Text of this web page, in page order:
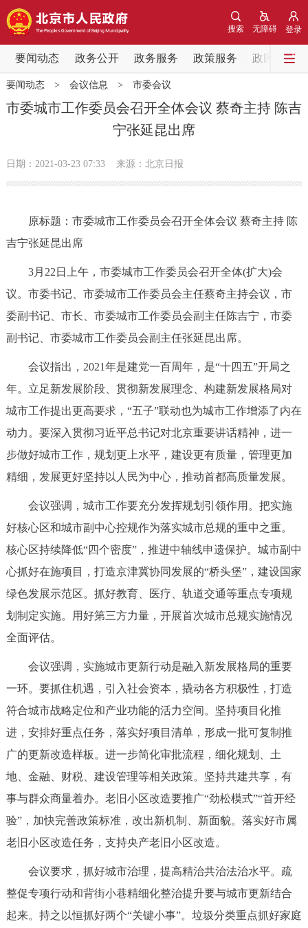
登录
无障碍
搜索
要闻动态 政务公开 政务服务 政策服务 政民互动
要闻动态
党中央精神 国务院信息
会议信息
市领导
专题公开
政务服务
个人服务 法人服务 部门服务
便民服务 利企服务 投资项目
中介服务 阳光政务
政民互动
12345网上接诉即办 我要咨询 我要建议
参与调查 在线访谈 图说互动
走进北京
多语种
한국어
ESPAÑOL العربية
ITALIANO
要闻动态> 会议信息 > 市委会议
市委城市工作委员会召开全体会议 蔡奇主持 陈吉
宁张延昆出席
日期：2021-03-23 07:33 来源：北京日报
原标题：市委城市工作委员会召开全体会议 蔡奇主持 陈
吉宁张延昆出席
3月22日上午，市委城市工作委员会召开全体(扩大)会
议。市委书记、市委城市工作委员会主任蔡奇主持会议，市
委副书记、市长、市委城市工作委员会副主任陈吉宁，市委
副书记、市委城市工作委员会副主任张延昆出席。
会议指出，2021年是建党一百周年，是“十四五”开局之
年。立足新发展阶段、贯彻新发展理念、构建新发展格局对
城市工作提出更高要求，“五子”联动也为城市工作增添了内在
动力。要深入贯彻习近平总书记对北京重要讲话精神，进一
步做好城市工作，规划更上水平，建设更有质量，管理更加
精细，发展更好坚持以人民为中心，推动首都高质量发展。
会议强调，城市工作要充分发挥规划引领作用。把实施
好核心区和城市副中心控规作为落实城市总规的重中之重。
核心区持续降低“四个密度”，推进中轴线申遗保护。城市副中
心抓好在施项目，打造京津冀协同发展的“桥头堡”，建设国家
绿色发展示范区。抓好教育、医疗、轨道交通等重点专项规
划制定实施。用好第三方力量，开展首次城市总规实施情况
全面评估。
会议强调，实施城市更新行动是融入新发展格局的重要
一环。要抓住机遇，引入社会资本，撬动各方积极性，打造
符合城市战略定位和产业功能的活力空间。坚持项目化推
进，安排好重点任务，落实好项目清单，形成一批可复制推
广的更新改造样板。进一步简化审批流程，细化规划、土
地、金融、财税、建设管理等相关政策。坚持共建共享，有
事与群众商量着办。老旧小区改造要推广“劲松模式”“首开经
验”，加快完善政策标准，改出新机制、新面貌。落实好市属
老旧小区改造任务，支持央产老旧小区改造。
会议要求，抓好城市治理，提高精治共治法治水平。疏
整促专项行动和背街小巷精细化整治提升要与城市更新结合
起来。持之以恒抓好两个“关键小事”。垃圾分类重点抓好家庭